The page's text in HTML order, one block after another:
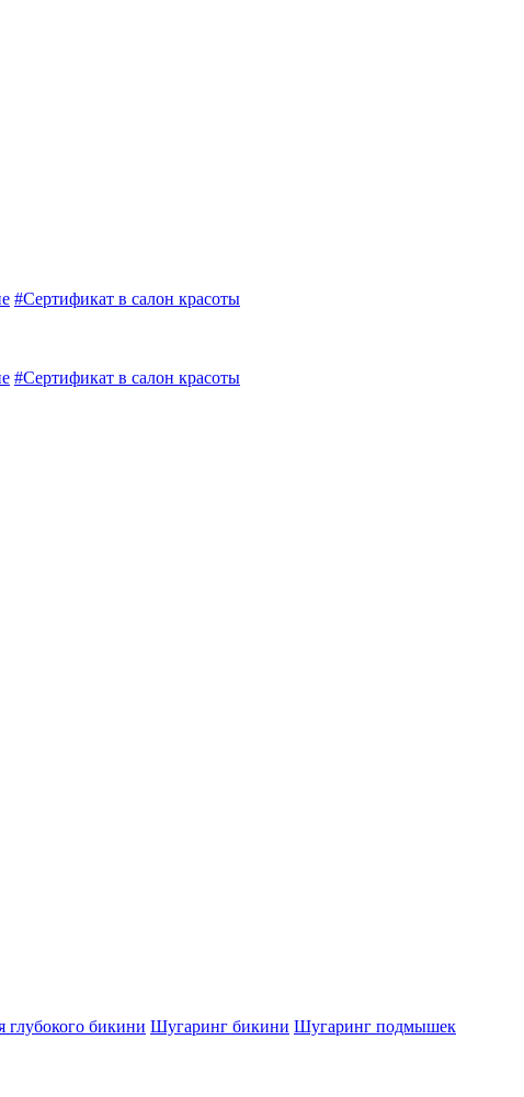
#Сертификат в салон красоты
#Сертификат в салон красоты
глубокого бикини Шугаринг бикини Шугаринг подмышек